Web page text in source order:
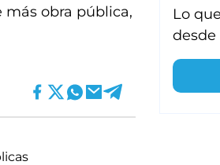
obra pública,
Lo
desde